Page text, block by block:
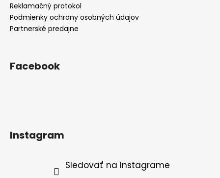
Reklamačný protokol
Podmienky ochrany osobných údajov
Partnerské predajne
Facebook
Instagram
Sledovať na Instagrame